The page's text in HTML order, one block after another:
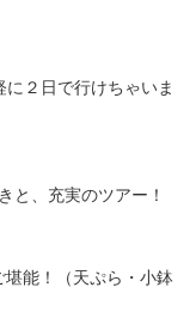
２日で行けちゃいま
と、充実のツアー！
能！（天ぷら・小鉢